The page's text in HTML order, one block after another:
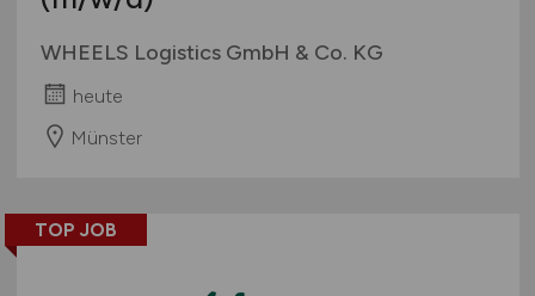
WHEELS Logistics GmbH & Co. KG
heute
Münster
TOP JOB